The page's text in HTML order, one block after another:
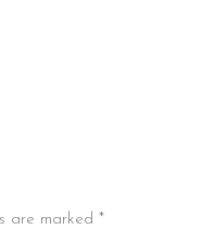
are marked *